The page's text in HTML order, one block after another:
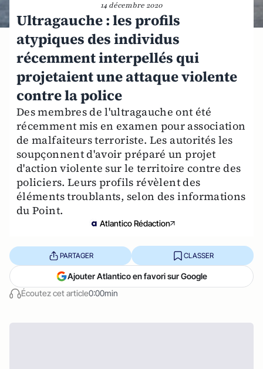
14 décembre 2020
Ultragauche : les profils
atypiques des individus
récemment interpellés qui
projetaient une attaque violente
contre la police
Des membres de l'ultragauche ont été
récemment mis en examen pour association
de malfaiteurs terroriste. Les autorités les
soupçonnent d'avoir préparé un projet
d'action violente sur le territoire contre des
policiers. Leurs profils révèlent des
éléments troublants, selon des informations
du Point.
Atlantico Rédaction
Écoutez cet article0:00min
PARTAGER CLASSER
Ajouter Atlantico en favori sur Google